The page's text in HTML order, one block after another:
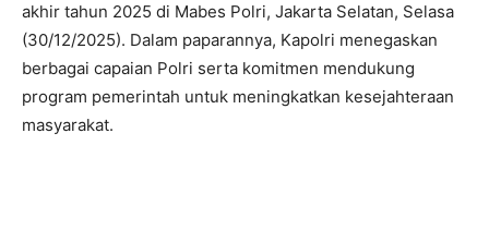
akhir tahun 2025 di Mabes Polri, Jakarta Selatan, Selasa
(30/12/2025). Dalam paparannya, Kapolri menegaskan
berbagai capaian Polri serta komitmen mendukung
program pemerintah untuk meningkatkan kesejahteraan
masyarakat.